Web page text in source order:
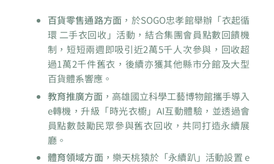
百貨零售通路方面 ，於SOGO忠孝館舉辦「衣起循
環 二手衣回收」活動，結合集團會員點數回饋機
制，短短兩週即吸引近2萬5千人次參與，回收超
過1萬2千件舊衣，後續亦獲其他縣市分館及大型
百貨體系響應。
教育推廣方面，高雄國立科學工藝博物館攜手導入
e轉機，升級「時光衣櫥」AI互動體驗，並透過會
員點數鼓勵民眾參與舊衣回收，共同打造永續展
廳。
體育領域方面，樂天桃猿於「永續趴」活動設置 e